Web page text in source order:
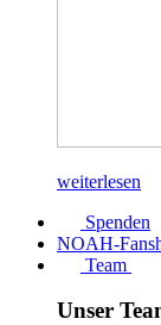
weiterlesen
Spenden
NOAH-
Team
Unser